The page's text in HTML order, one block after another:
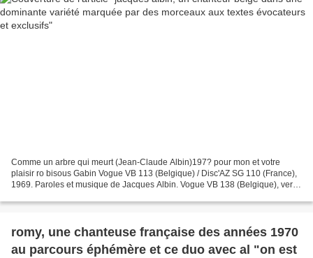
Comme un arbre qui meurt (Jean-Claude Albin)197? pour mon et votre
plaisir ro bisous Gabin Vogue VB 113 (Belgique) / Disc'AZ SG 110 (France),
1969. Paroles et musique de Jacques Albin. Vogue VB 138 (Belgique), vers
romy, une chanteuse française des années 1970
au parcours éphémère et ce duo avec al "on est